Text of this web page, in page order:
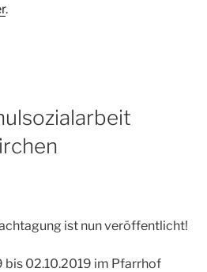
.
ist nun veröffentlicht!
02.10.2019 im Pfarrhof